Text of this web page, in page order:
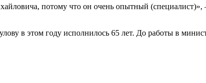
потому что он очень опытный
в этом году исполнилось 65 лет. До работы в